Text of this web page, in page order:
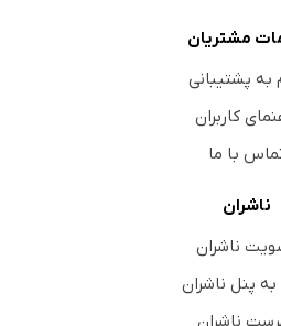
مشتریان
به پشتیبانی
کاربران
با ما
ناشران
ناشران
به پنل ناشران